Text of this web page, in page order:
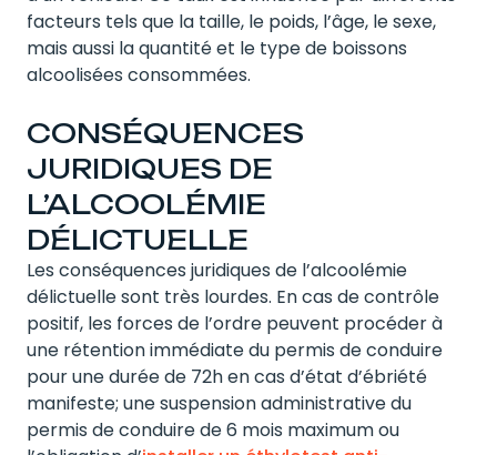
facteurs tels que la taille, le poids, l’âge, le sexe,
mais aussi la quantité et le type de boissons
alcoolisées consommées.
CONSÉQUENCES
JURIDIQUES DE
L’ALCOOLÉMIE
DÉLICTUELLE
Les conséquences juridiques de l’alcoolémie
délictuelle sont très lourdes. En cas de contrôle
positif, les forces de l’ordre peuvent procéder à
une rétention immédiate du permis de conduire
pour une durée de 72h en cas d’état d’ébriété
manifeste; une suspension administrative du
permis de conduire de 6 mois maximum ou